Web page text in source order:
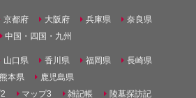
京都府 大阪府 兵庫県
奈良県
中国・四国・九州
山口県 香川県 福岡県
長崎県
熊本県
鹿児島県
マップ3 雑記帳 陵墓探訪記